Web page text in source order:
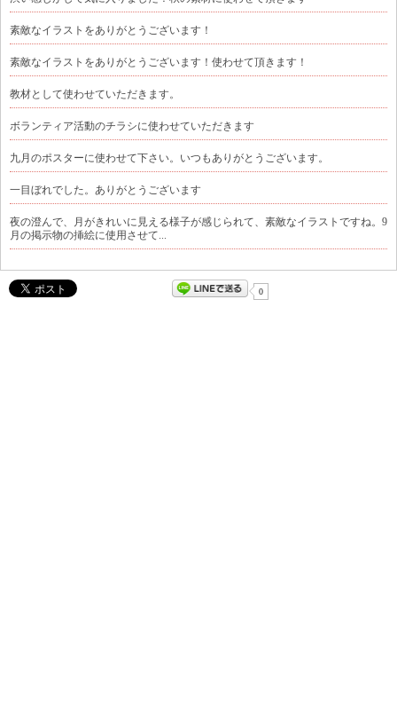
素敵なイラストをありがとうございます！
素敵なイラストをありがとうございます！使わせて頂きます！
教材として使わせていただきます。
ボランティア活動のチラシに使わせていただきます
九月のポスターに使わせて下さい。いつもありがとうございます。
一目ぼれでした。ありがとうございます
夜の澄んで、月がきれいに見える様子が感じられて、素敵なイラストですね。9
月の掲示物の挿絵に使用させて...
0